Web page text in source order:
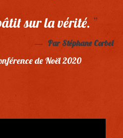
sur la vérité.
Par Stéphane Corbel
de Noël 2020